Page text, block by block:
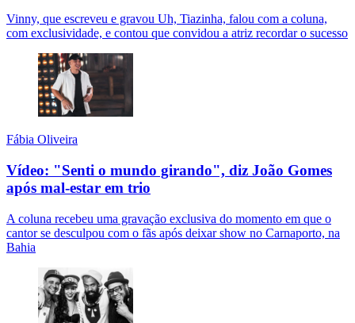
Vinny, que escreveu e gravou Uh, Tiazinha, falou com a coluna,
com exclusividade, e contou que convidou a atriz recordar o sucesso
Fábia Oliveira
Vídeo: "Senti o mundo girando", diz João Gomes
após mal-estar em trio
A coluna recebeu uma gravação exclusiva do momento em que o
cantor se desculpou com o fãs após deixar show no Carnaporto, na
Bahia